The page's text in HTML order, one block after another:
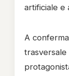
artificiale e
A
trasversale